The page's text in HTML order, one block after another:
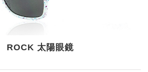
ROCK 太陽眼鏡